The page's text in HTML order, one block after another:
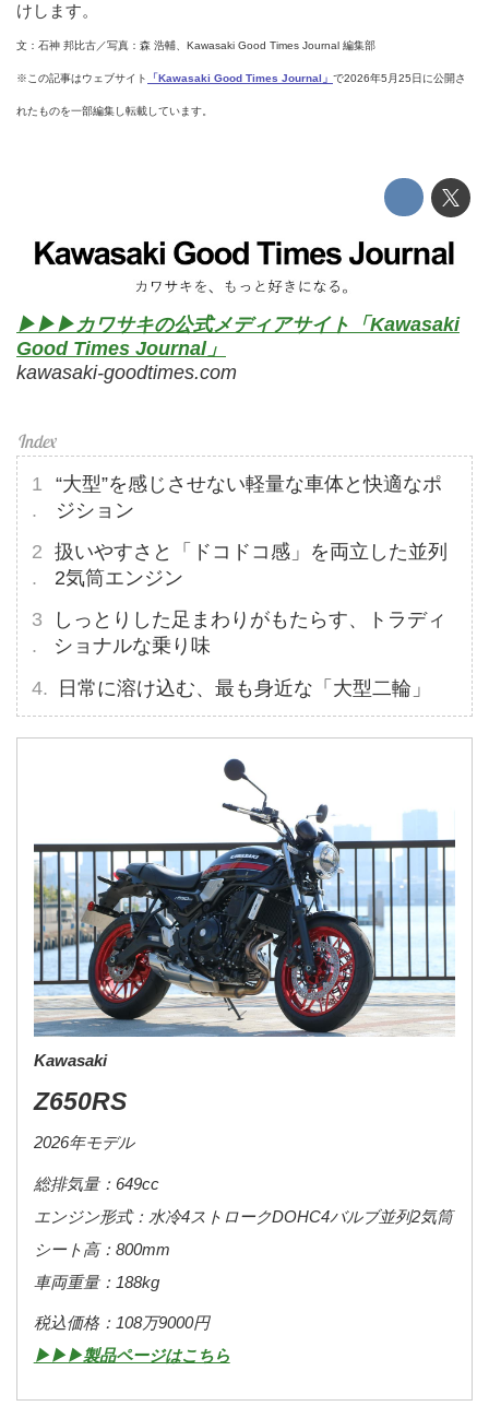
けします。
文：石神 邦比古／写真：森 浩輔、Kawasaki Good Times Journal 編集部
※この記事はウェブサイト 「Kawasaki Good Times Journal」 で2026年5月25日に公開さ
れたものを一部編集し転載しています。
▶▶▶カワサキの公式メディアサイト「Kawasaki
Good Times Journal」
kawasaki-goodtimes.com
“大型”を感じさせない軽量な車体と快適なポ
ジション
扱いやすさと「ドコドコ感」を両立した並列
2気筒エンジン
しっとりした足まわりがもたらす、トラディ
ショナルな乗り味
日常に溶け込む、最も身近な「大型二輪」
Kawasaki
Z650RS
2026年モデル
総排気量：649cc
エンジン形式：水冷4ストロークDOHC4バルブ並列2気筒
シート高：800mm
車両重量：188kg
税込価格：108万9000円
▶▶▶製品ページはこちら